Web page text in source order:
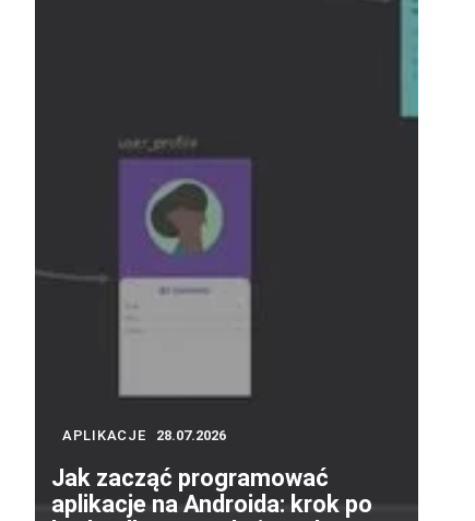
APLIKACJE 28.07.2026
Jak zacząć programować
aplikacje na Androida: krok po